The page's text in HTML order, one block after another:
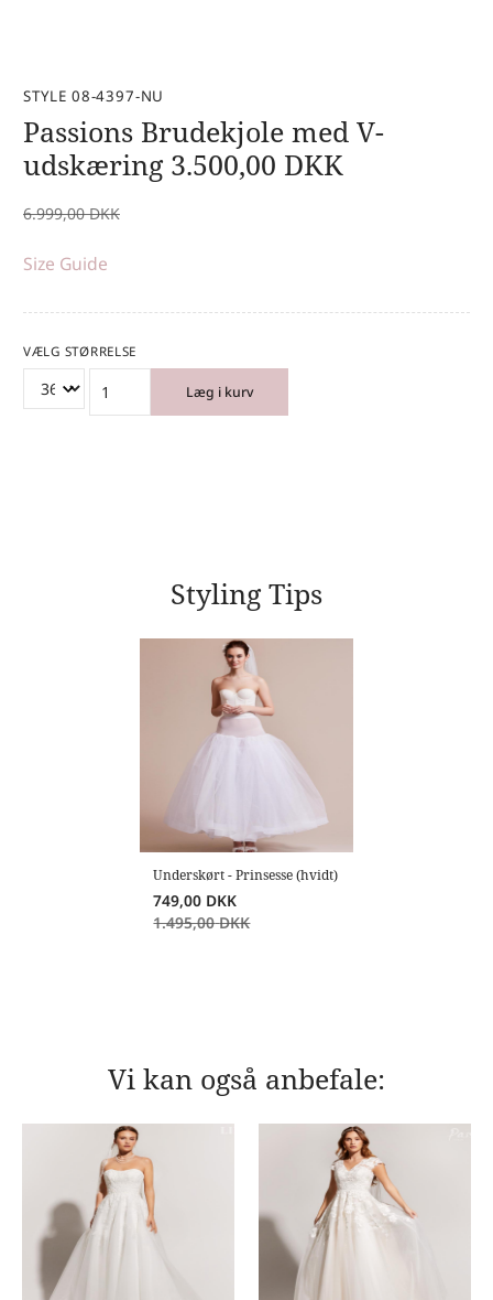
STYLE 08-4397-NU
Passions Brudekjole med V-
udskæring 3.500,00 DKK
6.999,00 DKK
Size Guide
VÆLG STØRRELSE
Læg i kurv
Styling Tips
Underskørt - Prinsesse (hvidt)
749,00 DKK
1.495,00 DKK
Vi kan også anbefale: